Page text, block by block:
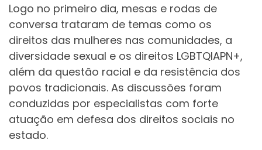
Logo no primeiro dia, mesas e rodas de
conversa trataram de temas como os
direitos das mulheres nas comunidades, a
diversidade sexual e os direitos LGBTQIAPN+,
além da questão racial e da resistência dos
povos tradicionais. As discussões foram
conduzidas por especialistas com forte
atuação em defesa dos direitos sociais no
estado.